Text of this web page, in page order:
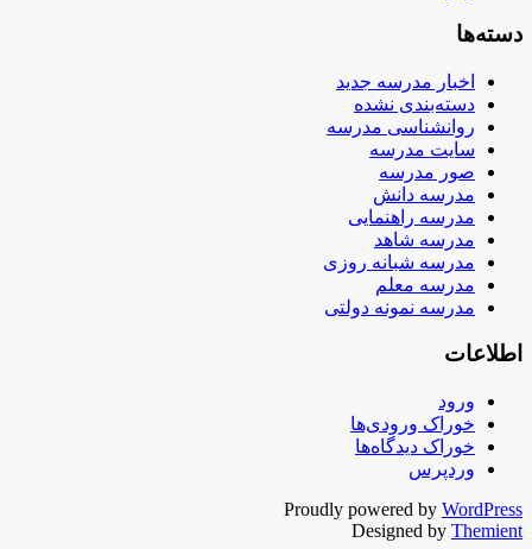
دسته‌ها
اخبار مدرسه جدید
دسته‌بندی نشده
روانشناسی مدرسه
سایت مدرسه
صور مدرسه
مدرسه دانش
مدرسه راهنمایی
مدرسه شاهد
مدرسه شبانه روزی
مدرسه معلم
مدرسه نمونه دولتی
اطلاعات
ورود
خوراک ورودی‌ها
خوراک دیدگاه‌ها
وردپرس
Proudly powered by WordPress
Designed by Themient